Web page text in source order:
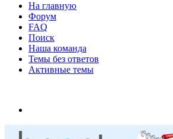
На главную
Форум
FAQ
Поиск
Наша команда
Темы без ответов
Активные темы